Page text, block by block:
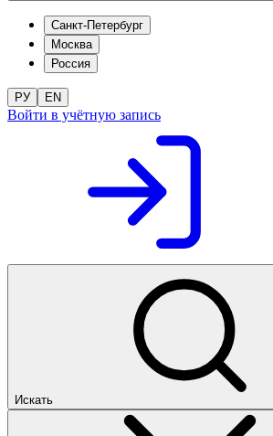
Санкт-Петербург
Москва
Россия
РУ EN
Войти в учётную запись
Искать